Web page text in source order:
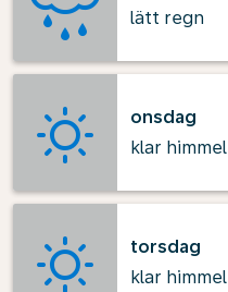
lätt regn
onsdag
klar himmel
torsdag
klar himmel